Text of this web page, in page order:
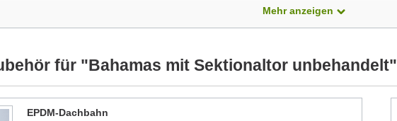
dieser Stelle darauf hinweisen, dass alle Produkte ständig weiterentwickelt
Mehr anzeigen
für "Bahamas mit Sektionaltor unbehandelt"
EPDM-Dachbahn